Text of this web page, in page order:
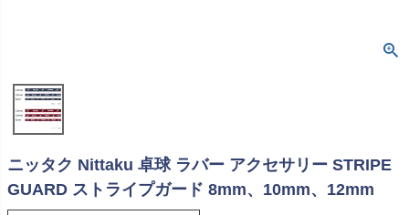
ニッタク Nittaku 卓球 ラバー アクセサリー STRIPE
GUARD ストライプガード 8mm、10mm、12mm